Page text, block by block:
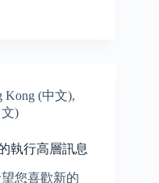
Kong (中文),
)
執行高層訊息
您喜歡新的